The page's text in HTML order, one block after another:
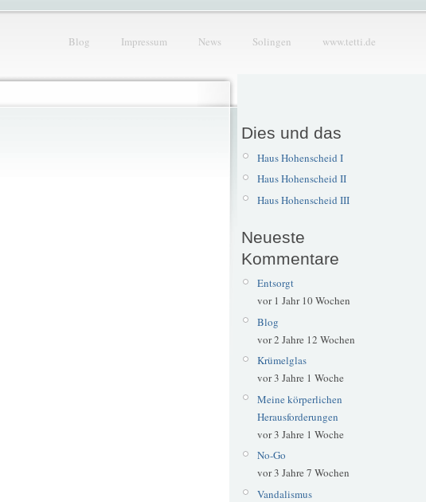
Blog Impressum News Solingen www.tetti.de
Dies und das
Haus Hohenscheid I
Haus Hohenscheid II
Haus Hohenscheid III
Neueste
Kommentare
Entsorgt
vor 1 Jahr 10 Wochen
Blog
vor 2 Jahre 12 Wochen
Krümelglas
vor 3 Jahre 1 Woche
Meine körperlichen
Herausforderungen
vor 3 Jahre 1 Woche
No-Go
vor 3 Jahre 7 Wochen
Vandalismus